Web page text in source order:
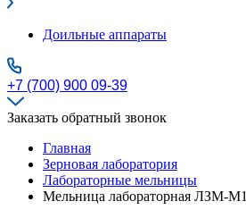
Доильные аппараты
+7 (700) 900 09-39
Заказать обратный звонок
Главная
Зерновая лаборатория
Лабораторные мельницы
Мельница лабораторная ЛЗМ-М1